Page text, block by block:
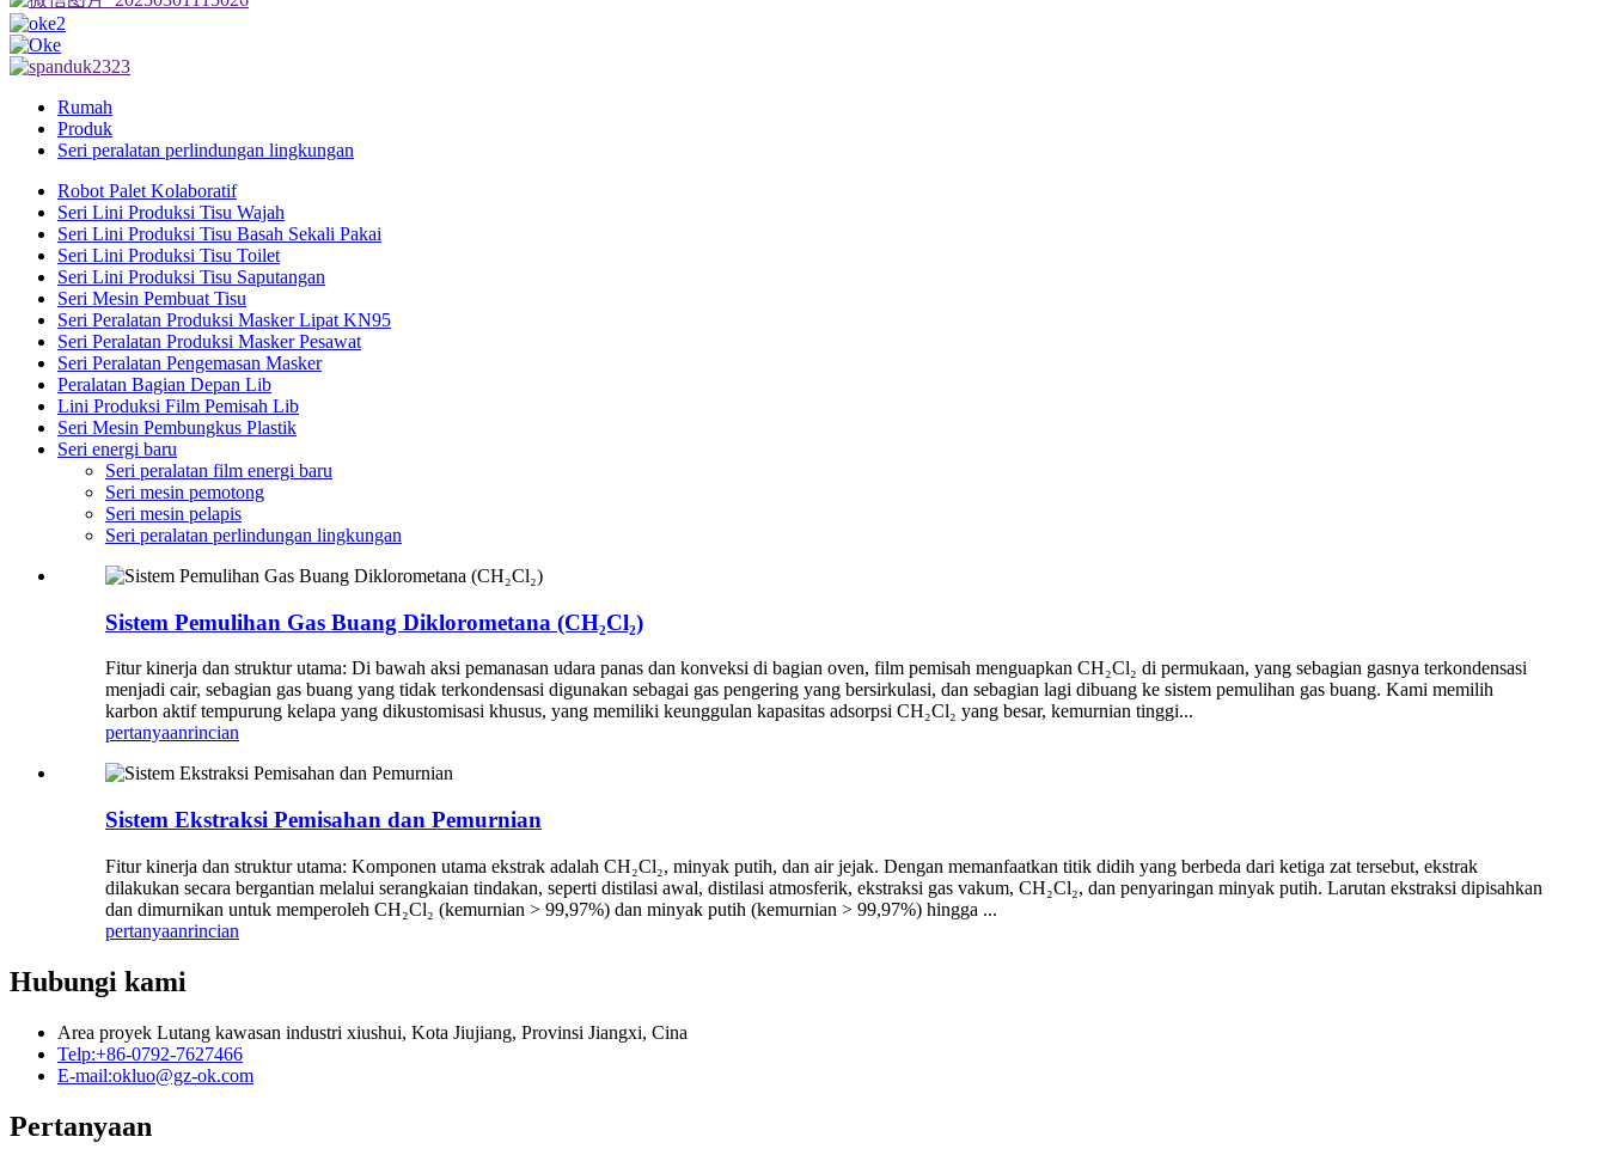
Rumah
Produk
Seri peralatan perlindungan lingkungan
Robot Palet Kolaboratif
Seri Lini Produksi Tisu Wajah
Seri Lini Produksi Tisu Basah Sekali Pakai
Seri Lini Produksi Tisu Toilet
Seri Lini Produksi Tisu Saputangan
Seri Mesin Pembuat Tisu
Seri Peralatan Produksi Masker Lipat KN95
Seri Peralatan Produksi Masker Pesawat
Seri Peralatan Pengemasan Masker
Peralatan Bagian Depan Lib
Lini Produksi Film Pemisah Lib
Seri Mesin Pembungkus Plastik
Seri energi baru
Seri peralatan film energi baru
Seri mesin pemotong
Seri mesin pelapis
Seri peralatan perlindungan lingkungan
Sistem Pemulihan Gas Buang Diklorometana (CH₂Cl₂)
Fitur kinerja dan struktur utama: Di bawah aksi pemanasan udara panas dan konveksi di bagian oven, film pemisah menguapkan CH₂Cl₂ di permukaan, yang sebagian gasnya terkondensasi
menjadi cair, sebagian gas buang yang tidak terkondensasi digunakan sebagai gas pengering yang bersirkulasi, dan sebagian lagi dibuang ke sistem pemulihan gas buang. Kami memilih
karbon aktif tempurung kelapa yang dikustomisasi khusus, yang memiliki keunggulan kapasitas adsorpsi CH₂Cl₂ yang besar, kemurnian tinggi...
pertanyaanrincian
Sistem Ekstraksi Pemisahan dan Pemurnian
Fitur kinerja dan struktur utama: Komponen utama ekstrak adalah CH₂Cl₂, minyak putih, dan air jejak. Dengan memanfaatkan titik didih yang berbeda dari ketiga zat tersebut, ekstrak
dilakukan secara bergantian melalui serangkaian tindakan, seperti distilasi awal, distilasi atmosferik, ekstraksi gas vakum, CH₂Cl₂, dan penyaringan minyak putih. Larutan ekstraksi dipisahkan
dan dimurnikan untuk memperoleh CH₂Cl₂ (kemurnian > 99,97%) dan minyak putih (kemurnian > 99,97%) hingga ...
pertanyaanrincian
Hubungi kami
Area proyek Lutang kawasan industri xiushui, Kota Jiujiang, Provinsi Jiangxi, Cina
Telp:+86-0792-7627466
E-mail:okluo@gz-ok.com
Pertanyaan